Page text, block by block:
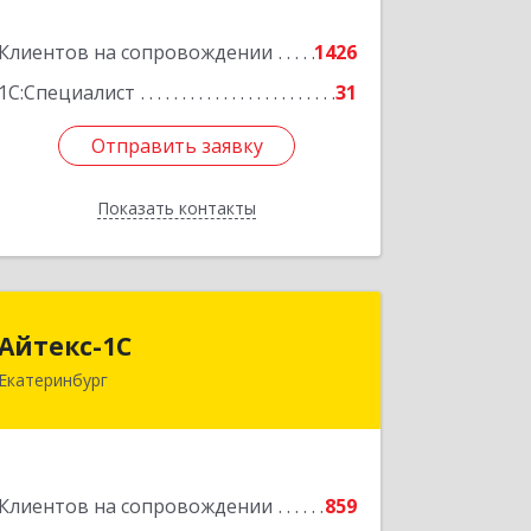
Клиентов на сопровождении
1426
1С:Специалист
31
Отправить заявку
Показать контакты
Подробнее
Отправить заявку
Назад
1С
Екатеринбург
Клиентов на сопровождении
859
Подробнее